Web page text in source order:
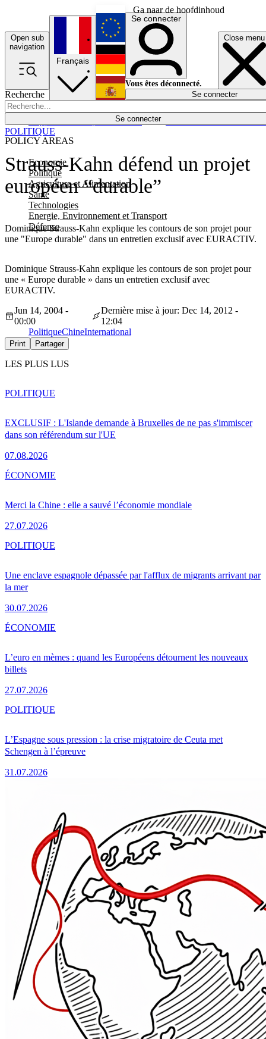
Ga naar de hoofdinhoud
Open sub
navigation
Close menu
Recherche
Se connecter
POLICY AREAS
Economie
Politique
Agriculture et Alimentation
Santé
Technologies
Energie, Environnement et Transport
Défense
Économie
Français
English
Deutsch
Español
Se connecter
Vous êtes déconnecté.
Se connecter
Strauss-Kahn défend un projet
européen “durable”
Dominique Strauss-Kahn explique les contours de son projet pour
une "Europe durable" dans un entretien exclusif avec EURACTIV.
POLITIQUE
Dominique Strauss-Kahn explique les contours de son projet pour
une « Europe durable » dans un entretien exclusif avec
EURACTIV.
Jun 14, 2004 -
00:00
Dernière mise à jour: Dec 14, 2012 -
12:04
PolitiqueChineInternational
Print Partager
LES PLUS LUS
EXCLUSIF : L'Islande demande à Bruxelles de ne pas s'immiscer
dans son référendum sur l'UE
07.08.2026
POLITIQUE
Merci la Chine : elle a sauvé l’économie mondiale
27.07.2026
ÉCONOMIE
Une enclave espagnole dépassée par l'afflux de migrants arrivant par
la mer
30.07.2026
POLITIQUE
L’euro en mèmes : quand les Européens détournent les nouveaux
billets
27.07.2026
ÉCONOMIE
L’Espagne sous pression : la crise migratoire de Ceuta met
Schengen à l’épreuve
31.07.2026
POLITIQUE